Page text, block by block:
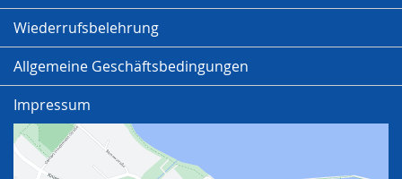
Wiederrufsbelehrung
Allgemeine Geschäftsbedingungen
Impressum